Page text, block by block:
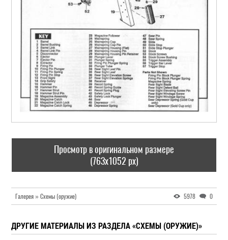
Просмотр в оригинальном размере
(763x1052 px)
Галерея » Схемы (оружие) 5978 0
ДРУГИЕ МАТЕРИАЛЫ ИЗ РАЗДЕЛА «СХЕМЫ (ОРУЖИЕ)»